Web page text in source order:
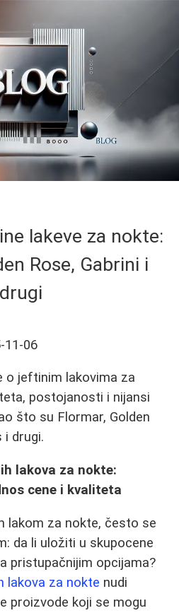
lakeve za nokte:
Rose, Gabrini i
drugi
11-06
o jeftinim lakovima za
postojanosti i nijansi
što su Flormar, Golden
i drugi.
lakova za nokte:
cene i kvaliteta
lakom za nokte, često se
da li uložiti u skupocene
pristupačnijim opcijama?
lakova za nokte nudi
proizvode koji se mogu